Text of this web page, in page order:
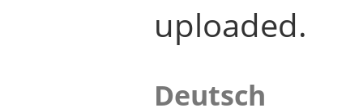
uploaded.
Deutsch